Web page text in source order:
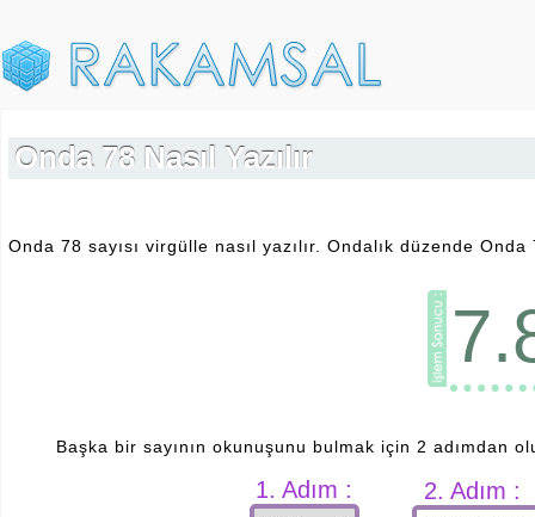
Onda 78 Nasıl Yazılır
Onda 78 sayısı virgülle nasıl yazılır. Ondalık düzende
Başka bir sayının okunuşunu bulmak için 2 adımdan
1. Adım : 2. Adım :